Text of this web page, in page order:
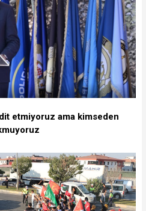
etmiyoruz ama kimseden